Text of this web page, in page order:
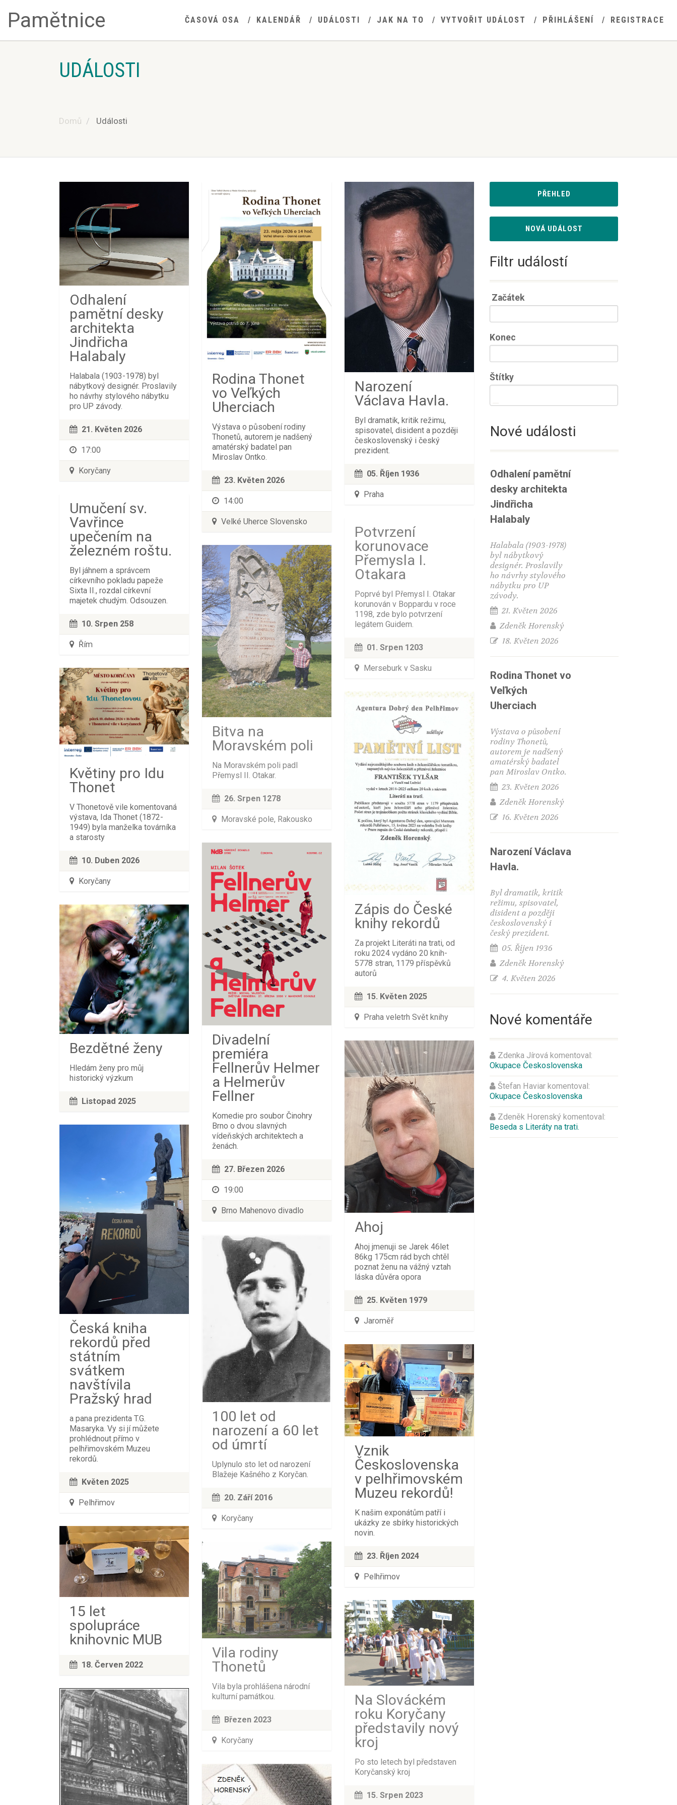
Pamětnice ČASOVÁ OSA KALENDÁŘ UDÁLOSTI JAK NA TO VYTVOŘIT UDÁLOST PŘIHLÁŠENÍ REGISTRACE
UDÁLOSTI
Domů Události
PŘEHLED
NOVÁ UDÁLOST
Filtr událostí
Začátek
Konec
Štítky
Nové události
Odhalení pamětní
desky architekta
Jindřicha
Halabaly
Halabala (1903-1978)
byl nábytkový
designér. Proslavily
ho návrhy stylového
nábytku pro UP
závody.
21. Květen 2026
Zdeněk Horenský
18. Květen 2026
Rodina Thonet vo
Veľkých
Uherciach
Výstava o působení
rodiny Thonetů,
autorem je nadšený
amatérský badatel
pan Miroslav Ontko.
23. Květen 2026
Zdeněk Horenský
16. Květen 2026
Narození Václava
Havla.
Byl dramatik, kritik
režimu, spisovatel,
disident a později
československý i
český prezident.
05. Říjen 1936
Zdeněk Horenský
4. Květen 2026
Nové komentáře
Zdenka Jírová komentoval:
Okupace Československa
Štefan Haviar komentoval:
Okupace Československa
Zdeněk Horenský komentoval:
Beseda s Literáty na trati.
Odhalení
pamětní desky
architekta
Jindřicha
Halabaly
Halabala (1903-1978) byl
nábytkový designér. Proslavily
ho návrhy stylového nábytku
pro UP závody.
21. Květen 2026
17:00
Koryčany
Rodina Thonet
vo Veľkých
Uherciach
Výstava o působení rodiny
Thonetů, autorem je nadšený
amatérský badatel pan
Miroslav Ontko.
23. Květen 2026
14:00
Velké Uherce Slovensko
Narození
Václava Havla.
Byl dramatik, kritik režimu,
spisovatel, disident a později
československý i český
prezident.
05. Říjen 1936
Praha
Umučení sv.
Vavřince
upečením na
železném roštu.
Byl jáhnem a správcem
církevního pokladu papeže
Sixta II., rozdal církevní
majetek chudým. Odsouzen.
10. Srpen 258
Řím
Potvrzení
korunovace
Přemysla I.
Otakara
Poprvé byl Přemysl I. Otakar
korunován v Boppardu v roce
1198, zde bylo potvrzení
legátem Guidem.
01. Srpen 1203
Merseburk v Sasku
Bitva na
Moravském poli
Na Moravském poli padl
Přemysl II. Otakar.
26. Srpen 1278
Moravské pole, Rakousko
Květiny pro Idu
Thonet
V Thonetově vile komentovaná
výstava, Ida Thonet (1872-
1949) byla manželka továrníka
a starosty
10. Duben 2026
Koryčany
Zápis do České
knihy rekordů
Za projekt Literáti na trati, od
roku 2024 vydáno 20 knih-
5778 stran, 1179 příspěvků
autorů
15. Květen 2025
Praha veletrh Svět knihy
Divadelní
premiéra
Fellnerův Helmer
a Helmerův
Fellner
Komedie pro soubor Činohry
Brno o dvou slavných
vídeňských architektech a
ženách.
27. Březen 2026
19:00
Brno Mahenovo divadlo
Bezdětné ženy
Hledám ženy pro můj
historický výzkum
Listopad 2025
Ahoj
Ahoj jmenuji se Jarek 46let
86kg 175cm rád bych chtěl
poznat ženu na vážný vztah
láska důvěra opora
25. Květen 1979
Jaroměř
Česká kniha
rekordů před
státním
svátkem
navštívila
Pražský hrad
a pana prezidenta T.G.
Masaryka. Vy si jí můžete
prohlédnout přímo v
pelhřimovském Muzeu
rekordů.
Květen 2025
Pelhřimov
100 let od
narození a 60 let
od úmrtí
Uplynulo sto let od narození
Blažeje Kašného z Koryčan.
20. Září 2016
Koryčany
Vznik
Československa
v pelhřimovském
Muzeu rekordů!
K našim exponátům patří i
ukázky ze sbírky historických
novin.
23. Říjen 2024
Pelhřimov
15 let
spolupráce
knihovnic MUB
18. Červen 2022
Vila rodiny
Thonetů
Vila byla prohlášena národní
kulturní památkou.
Březen 2023
Koryčany
Na Slováckém
roku Koryčany
představily nový
kroj
Po sto letech byl představen
Koryčanský kroj
15. Srpen 2023